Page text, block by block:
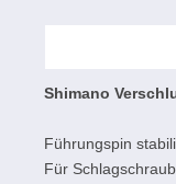
Shimano
Führungspin
Für